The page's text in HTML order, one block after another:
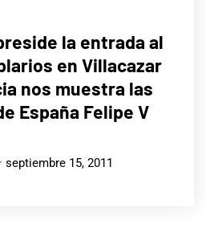
la entrada al
en Villacazar
nos muestra las
España Felipe V
septiembre 15, 2011